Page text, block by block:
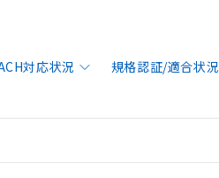
対応状況 規格認証/適合状況